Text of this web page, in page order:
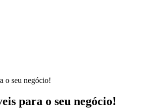
o seu negócio!
para o seu negócio!